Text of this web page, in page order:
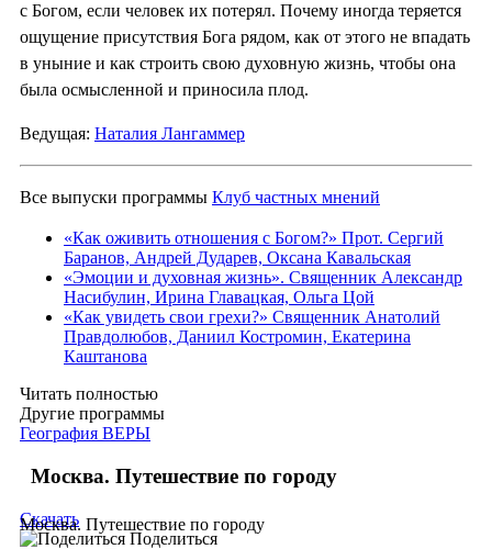
с Богом, если человек их потерял. Почему иногда теряется
ощущение присутствия Бога рядом, как от этого не впадать
в уныние и как строить свою духовную жизнь, чтобы она
была осмысленной и приносила плод.
Ведущая: Наталия Лангаммер
Все выпуски программы Клуб частных мнений
«Как оживить отношения с Богом?» Прот. Сергий
Баранов, Андрей Дударев, Оксана Кавальская
«Эмоции и духовная жизнь». Священник Александр
Насибулин, Ирина Главацкая, Ольга Цой
«Как увидеть свои грехи?» Священник Анатолий
Правдолюбов, Даниил Костромин, Екатерина
Каштанова
Читать полностью
Другие программы
География ВЕРЫ
Москва. Путешествие по городу
Москва. Путешествие по городу
Скачать
Поделиться